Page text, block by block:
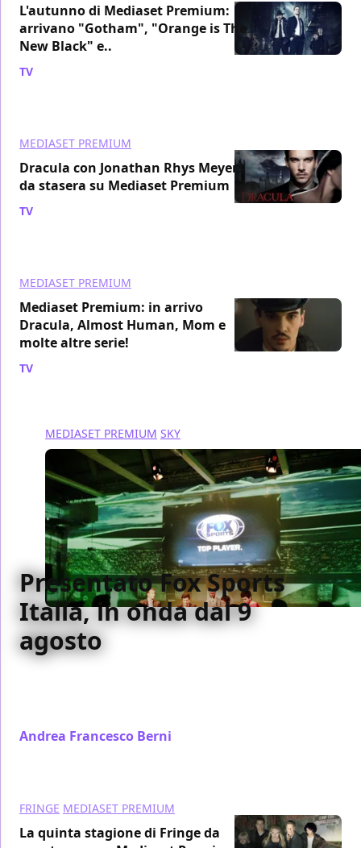
L'autunno di Mediaset Premium:
arrivano "Gotham", "Orange is The
New Black" e..
TV
MEDIASET PREMIUM
Dracula con Jonathan Rhys Meyers
da stasera su Mediaset Premium
TV
MEDIASET PREMIUM
Mediaset Premium: in arrivo
Dracula, Almost Human, Mom e
molte altre serie!
TV
MEDIASET PREMIUM SKY
Presentato Fox Sports
Italia, in onda dal 9
agosto
Andrea Francesco Berni
FRINGE MEDIASET PREMIUM
La quinta stagione di Fringe da